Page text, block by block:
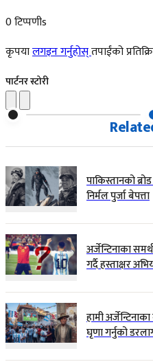
0 टिप्पणीs
कृपयालगइन गर्नुहोस्तपाईंको
पार्टनर स्टोरी
पाकिस्तानको
निर्मल पुर्जा बेपत्ता
अर्जेन्टिनाका
गर्दै हस्ताक्षर
हामी
घृणा गर्नुको